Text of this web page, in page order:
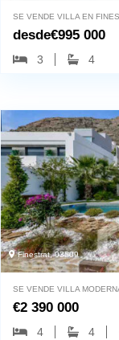
SE VENDE VILLA EN
desde€995 000
3 4
Finestrat, 03509
SE VENDE VILLA
€2 390 000
4 4